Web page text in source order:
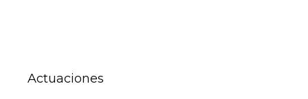
Actuaciones